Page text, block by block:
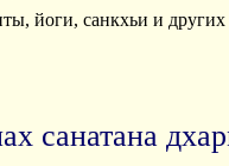
йоги, санкхьи и
санатана